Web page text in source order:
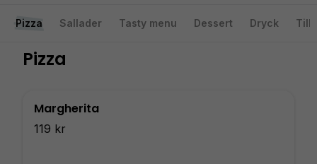
Pizza Sallader Tasty menu Dessert Dryck
Pizza
Margherita
119 kr